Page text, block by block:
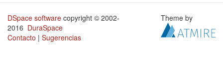
DSpace software copyright © 2002-
2016 DuraSpace
Contacto | Sugerencias
Theme by